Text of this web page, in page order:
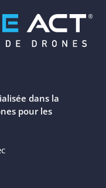
dans la
pour les